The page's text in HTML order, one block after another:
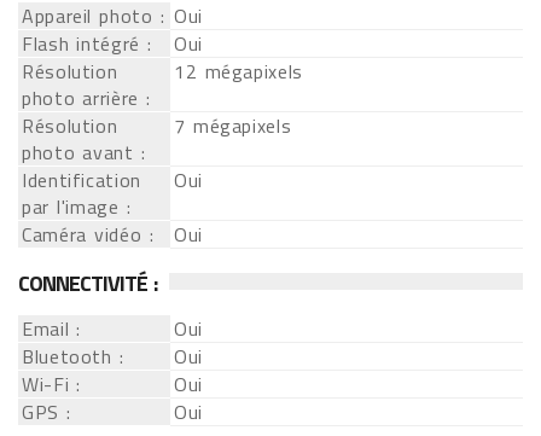
Appareil photo : Oui
Flash intégré :
Oui
Résolution
photo arrière :
12 mégapixels
Résolution
photo avant :
7 mégapixels
Identification
par l'image :
Oui
Caméra vidéo :
Oui
CONNECTIVITÉ :
Email :
Oui
Bluetooth :
Oui
Wi-Fi :
Oui
GPS :
Oui